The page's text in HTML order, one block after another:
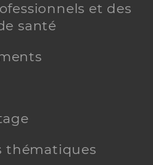
et des
santé
thématiques